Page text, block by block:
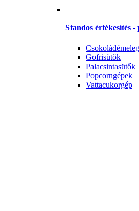
Standos értékesítés -
Gofrisütők
Palacsintasütők
Popcorngépek
Vattacukorgép